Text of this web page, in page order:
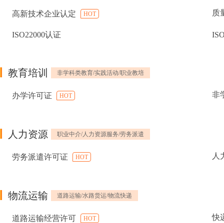
高新技术企业认定 HOT 质
ISO22000认证
教育培训 非学科类教育/实践活动/职业教培
办学许可证 HOT 非
人力资源 职业中介/人力资源服务/劳务派遣
劳务派遣许可证 HOT 人
物流运输 道路运输/水路货运/物流快递
道路运输经营许可 HOT 快